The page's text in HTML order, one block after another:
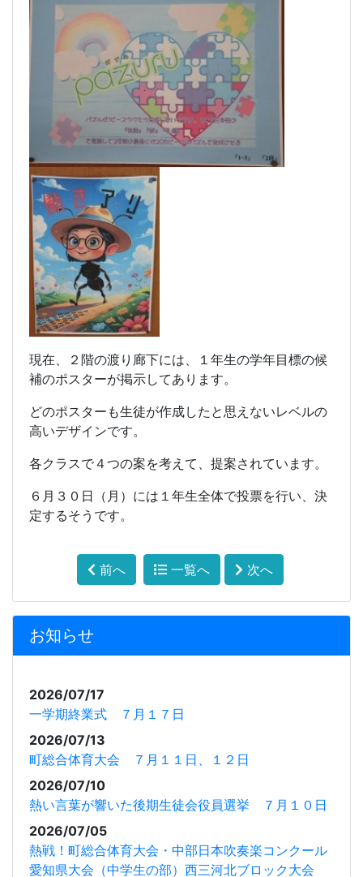
現在、２階の渡り廊下には、１年生の学年目標の候
補のポスターが掲示してあります。
どのポスターも生徒が作成したと思えないレベルの
高いデザインです。
各クラスで４つの案を考えて、提案されています。
６月３０日（月）には１年生全体で投票を行い、決
定するそうです。
前へ 一覧へ 次へ
お知らせ
2026/07/17
一学期終業式 ７月１７日
2026/07/13
町総合体育大会 ７月１１日、１２日
2026/07/10
熱い言葉が響いた後期生徒会役員選挙 ７月１０日
2026/07/05
熱戦！町総合体育大会・中部日本吹奏楽コンクール
愛知県大会（中学生の部）西三河北ブロック大会